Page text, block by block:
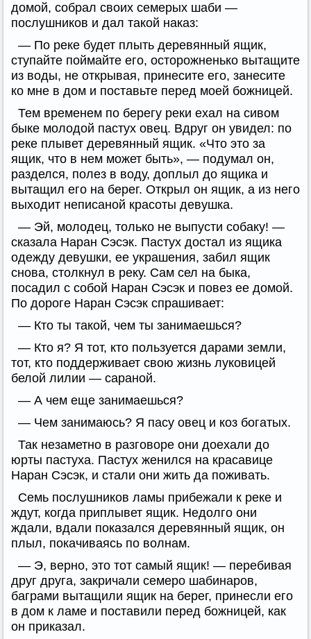
домой, собрал своих семерых шаби —
послушников и дал такой наказ:
— По реке будет плыть деревянный ящик,
ступайте поймайте его, осторожненько вытащите
из воды, не открывая, принесите его, занесите
ко мне в дом и поставьте перед моей божницей.
Тем временем по берегу реки ехал на сивом
быке молодой пастух овец. Вдруг он увидел: по
реке плывет деревянный ящик. «Что это за
ящик, что в нем может быть», — подумал он,
разделся, полез в воду, доплыл до ящика и
вытащил его на берег. Открыл он ящик, а из него
выходит неписаной красоты девушка.
— Эй, молодец, только не выпусти собаку! —
сказала Наран Сэсэк. Пастух достал из ящика
одежду девушки, ее украшения, забил ящик
снова, столкнул в реку. Сам сел на быка,
посадил с собой Наран Сэсэк и повез ее домой.
По дороге Наран Сэсэк спрашивает:
— Кто ты такой, чем ты занимаешься?
— Кто я? Я тот, кто пользуется дарами земли,
тот, кто поддерживает свою жизнь луковицей
белой лилии — сараной.
— А чем еще занимаешься?
— Чем занимаюсь? Я пасу овец и коз богатых.
Так незаметно в разговоре они доехали до
юрты пастуха. Пастух женился на красавице
Наран Сэсэк, и стали они жить да поживать.
Семь послушников ламы прибежали к реке и
ждут, когда приплывет ящик. Недолго они
ждали, вдали показался деревянный ящик, он
плыл, покачиваясь по волнам.
— Э, верно, это тот самый ящик! — перебивая
друг друга, закричали семеро шабинаров,
баграми вытащили ящик на берег, принесли его
в дом к ламе и поставили перед божницей, как
он приказал.